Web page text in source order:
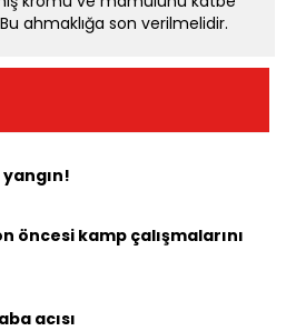
ahmaklığa son verilmelidir.
öncesi kamp çalışmalarını
acısı